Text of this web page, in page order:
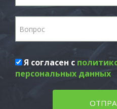
Я согласен с
персональных данных